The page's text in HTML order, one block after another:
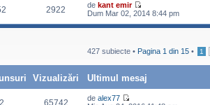
2922 de kant emir
Dum Mar 02, 2014 8:44 pm
427 subiecte • Pagina 1 din 15 • 1
Vizualizări
Ultimul mesaj
2 65742 de alex77